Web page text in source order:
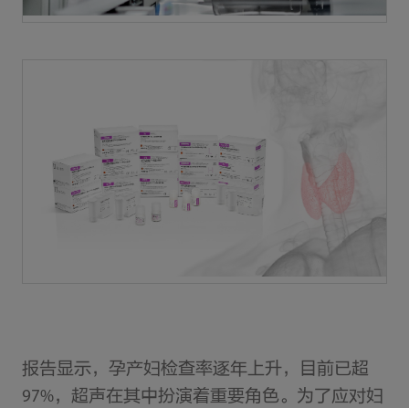
报告显示，孕产妇检查率逐年上升，目前已超
97%，超声在其中扮演着重要角色。为了应对妇